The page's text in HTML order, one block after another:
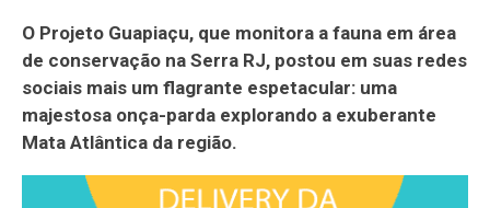
O Projeto Guapiaçu, que monitora a fauna em área
de conservação na Serra RJ, postou em suas redes
sociais mais um flagrante espetacular: uma
majestosa onça-parda explorando a exuberante
Mata Atlântica da região.